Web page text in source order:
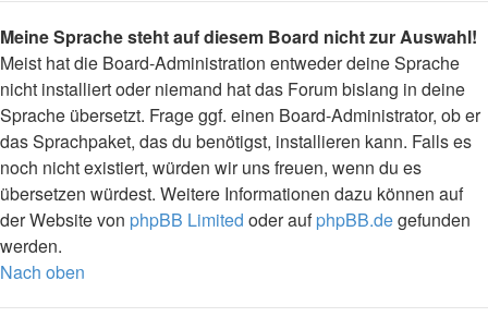
Meine Sprache steht auf diesem Board nicht zur Auswahl!
Meist hat die Board-Administration entweder deine Sprache
nicht installiert oder niemand hat das Forum bislang in deine
Sprache übersetzt. Frage ggf. einen Board-Administrator, ob er
das Sprachpaket, das du benötigst, installieren kann. Falls es
noch nicht existiert, würden wir uns freuen, wenn du es
übersetzen würdest. Weitere Informationen dazu können auf
der Website von phpBB Limited oder aufphpBB.degefunden
werden.
Nach oben